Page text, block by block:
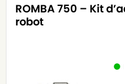
ROMBA 750 – Kit
robot